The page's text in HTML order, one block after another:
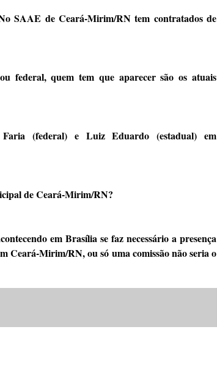
SAAE de Ceará-Mirim/RN tem contratados de
federal, quem tem que aparecer são os atuais
(federal) e Luiz Eduardo (estadual) em
de Ceará-Mirim/RN?
em Brasília se faz necessário a presença
Ceará-Mirim/RN, ou só uma comissão não seria o